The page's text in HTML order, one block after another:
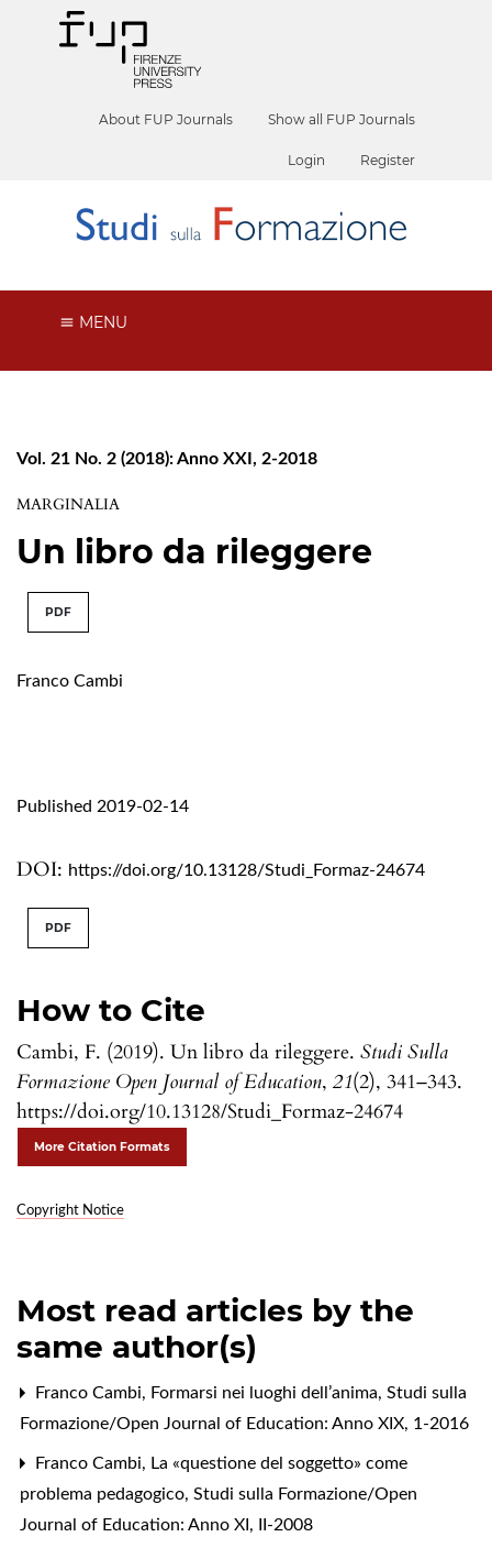
About FUP Journals Show all FUP Journals
Login Register
MENU
Vol. 21 No. 2 (2018): Anno XXI, 2-2018
MARGINALIA
Un libro da rileggere
PDF
Franco Cambi
DOI: https://doi.org/10.13128/Studi_Formaz-24674
Published 2019-02-14
How to Cite
Cambi, F. (2019). Un libro da rileggere. Studi Sulla
Formazione Open Journal of Education, 21(2), 341–343.
https://doi.org/10.13128/Studi_Formaz-24674
More Citation Formats
Copyright Notice
PDF
Most read articles by the
same author(s)
Franco Cambi, Formarsi nei luoghi dell’anima, Studi sulla
Formazione/Open Journal of Education: Anno XIX, 1-2016
Franco Cambi, La «questione del soggetto» come
problema pedagogico, Studi sulla Formazione/Open
Journal of Education: Anno XI, II-2008